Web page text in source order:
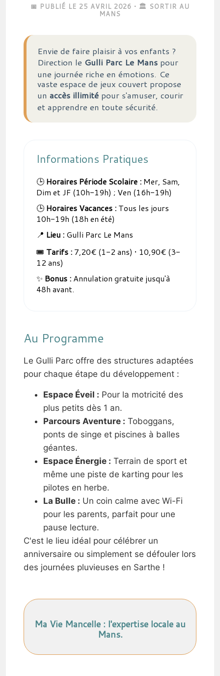
📅 PUBLIÉ LE 25 AVRIL 2026 • 🏛️ SORTIR AU
MANS
Envie de faire plaisir à vos enfants ?
Direction le Gulli Parc Le Mans pour
une journée riche en émotions. Ce
vaste espace de jeux couvert propose
un accès illimité pour s'amuser, courir
et apprendre en toute sécurité.
Informations Pratiques
🕒 Horaires Période Scolaire : Mer, Sam,
Dim et JF (10h-19h) ; Ven (16h-19h)
🕒 Horaires Vacances : Tous les jours
10h-19h (18h en été)
📍 Lieu : Gulli Parc Le Mans
🎟️ Tarifs : 7,20€ (1-2 ans) • 10,90€ (3-
12 ans)
✨ Bonus : Annulation gratuite jusqu'à
48h avant.
Au Programme
Le Gulli Parc offre des structures adaptées
pour chaque étape du développement :
Espace Éveil : Pour la motricité des
plus petits dès 1 an.
Parcours Aventure : Toboggans,
ponts de singe et piscines à balles
géantes.
Espace Énergie : Terrain de sport et
même une piste de karting pour les
pilotes en herbe.
La Bulle : Un coin calme avec Wi-Fi
pour les parents, parfait pour une
pause lecture.
C'est le lieu idéal pour célébrer un
anniversaire ou simplement se défouler lors
des journées pluvieuses en Sarthe !
Ma Vie Mancelle : l'expertise locale au
Mans.